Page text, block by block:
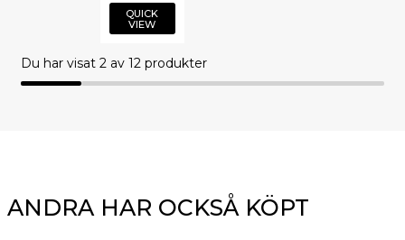
QUICK
VIEW
Du har visat 2av 12 produkter
ANDRA HAR OCKSÅ KÖPT